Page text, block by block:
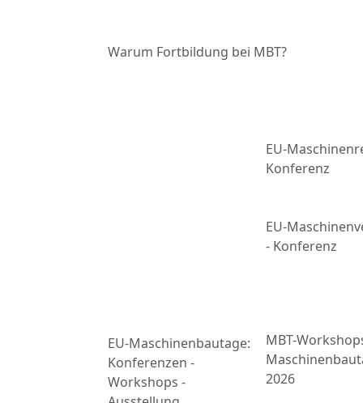
Warum Fortbildung bei MBT?
EU-Maschinenbautage:
Konferenzen -
Workshops -
EU-
Konferenz
EU-
- Konferenz
MBT-
2026